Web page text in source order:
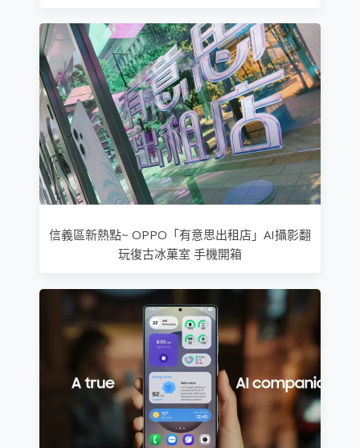
信義區新熱點~ OPPO「有意思出租店」AI攝影翻
玩復古冰菓室 手機開箱